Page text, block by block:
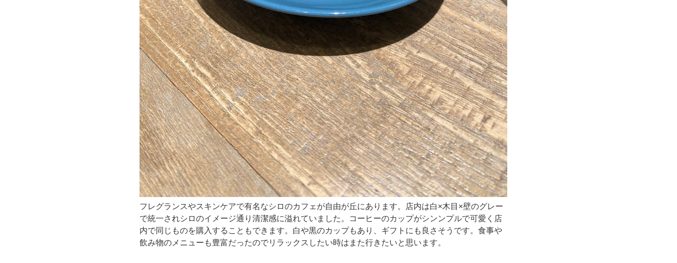
有
名
な
シ
ロ
の
カ
フ
ェ
が
自
フレグランスやスキンケアで有名なシロのカフェが自由が丘にあります。店内は白×木目×壁のグレー
で統一されシロのイメージ通り清潔感に溢れていました。コーヒーのカップがシンンプルで可愛く店
内で同じものを購入することもできます。白や黒のカップもあり、ギフトにも良さそうです。食事や
飲み物のメニューも豊富だったのでリラックスしたい時はまた行きたいと思います。